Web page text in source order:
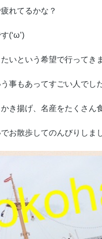
れてるかな？
(‘ω’)
いという希望で行ってき
事もあってすごい人でし
き揚げ、名産をたくさん
お散歩してのんびりしま